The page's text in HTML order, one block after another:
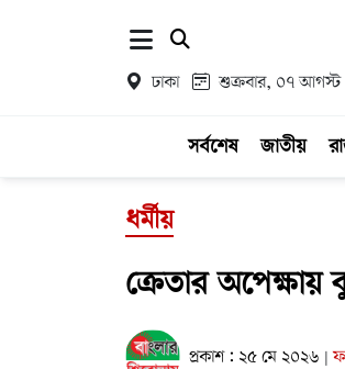
ঢাকা শুক্রবার, ০৭
সর্বশেষ জাতীয়
ধর্মীয়
ক্রেতার অপেক্ষায়
প্রকাশ : ২৫ মে ২০২৬ |